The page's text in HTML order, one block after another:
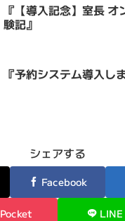
『【導入記念】室長
験記』
『予約システム導入し
シェアする
Facebook
Pocket LINE